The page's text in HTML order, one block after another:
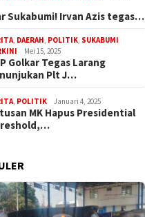
Sukabumi! Irvan Azis tegas…
DAERAH POLITIK SUKABUMI
Mei 15, 2025
Golkar Tegas Larang
Plt J…
POLITIK Januari 4, 2025
MK Hapus Presidential